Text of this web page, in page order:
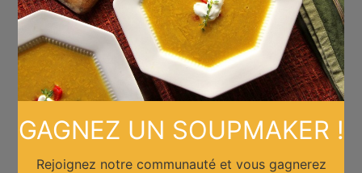
GAGNEZ UN SOUPMAKER !
Rejoignez notre communauté et vous gagnerez